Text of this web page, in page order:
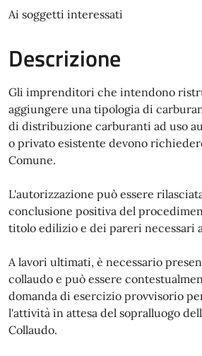
Ai soggetti interessati
Descrizione
Gli imprenditori che intendono
aggiungere una tipologia di
di distribuzione carburanti ad uso
o privato esistente devono
Comune.
L'autorizzazione può essere
conclusione positiva del
titolo edilizio e dei pareri necessari
A lavori ultimati, è necessario
collaudo e può essere
domanda di esercizio provvisorio
l'attività in attesa del sopralluogo
Collaudo.